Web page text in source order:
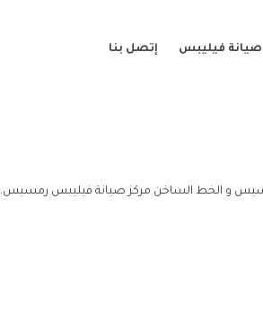
فيليبس إتصل بنا
و الخط الساخن مركز صيانة فيليبس رمسيس.